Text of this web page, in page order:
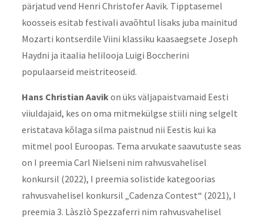
pärjatud vend Henri Christofer Aavik. Tipptasemel
koosseis esitab festivali avaõhtul lisaks juba mainitud
Mozarti kontserdile Viini klassiku kaasaegsete Joseph
Haydni ja itaalia helilooja Luigi Boccherini
populaarseid meistriteoseid.
Hans Christian Aavikon üks väljapaistvamaid Eesti
viiuldajaid, kes on oma mitmekülgse stiili ning selgelt
eristatava kõlaga silma paistnud nii Eestis kui ka
mitmel pool Euroopas. Tema arvukate saavutuste seas
on I preemia Carl Nielseni nim rahvusvahelisel
konkursil (2022), I preemia solistide kategoorias
rahvusvahelisel konkursil „Cadenza Contest“ (2021), I
preemia 3. Làszlò Spezzaferri nim rahvusvahelisel